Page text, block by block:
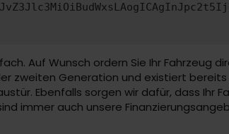
Auf Wunsch ordern Sie Ihr
zweiten Generation und existiert
Ebenfalls sorgen wir dafür, dass
immer auch unsere